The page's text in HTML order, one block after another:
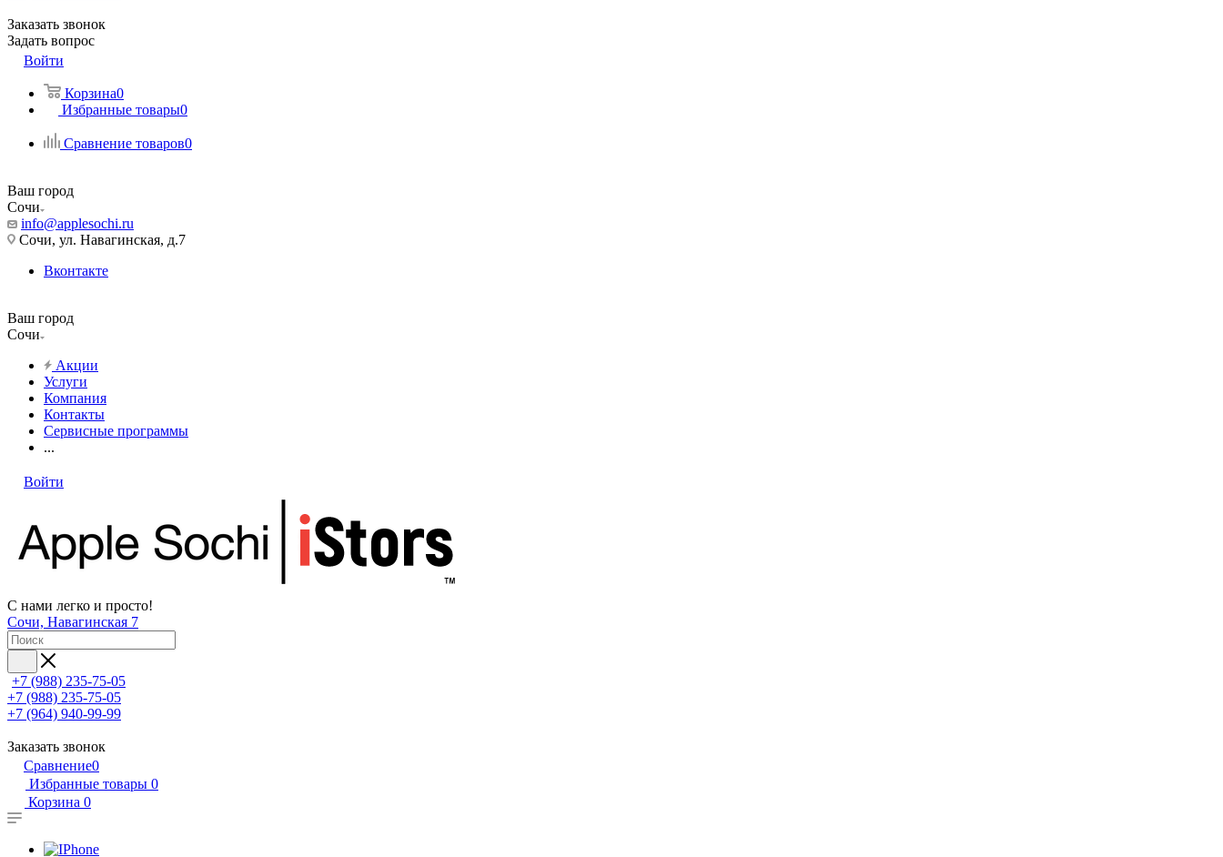
Заказать звонок
Задать вопрос
Войти
Корзина0
Избранные товары0
Сравнение товаров0
Ваш город
Сочи
info@applesochi.ru
Сочи, ул. Навагинская, д.7
Вконтакте
Ваш город
Сочи
Акции
Услуги
Компания
Контакты
Сервисные программы
...
Войти
С нами легко и просто!
Сочи, Навагинская 7
+7 (988) 235-75-05
+7 (988) 235-75-05
+7 (964) 940-99-99
Заказать звонок
Сравнение0
Избранные товары 0
Корзина 0